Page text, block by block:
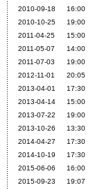
2010-09-18
16:00
2010-10-25
19:00
2011-04-25
15:00
2011-05-07
14:00
2011-07-03
19:00
2012-11-01
20:05
2013-04-01
17:30
2013-04-14
15:00
2013-07-22
19:00
2013-10-26
13:30
2014-04-27
17:30
2014-10-19
17:30
2015-06-06
16:00
2015-09-23
19:07